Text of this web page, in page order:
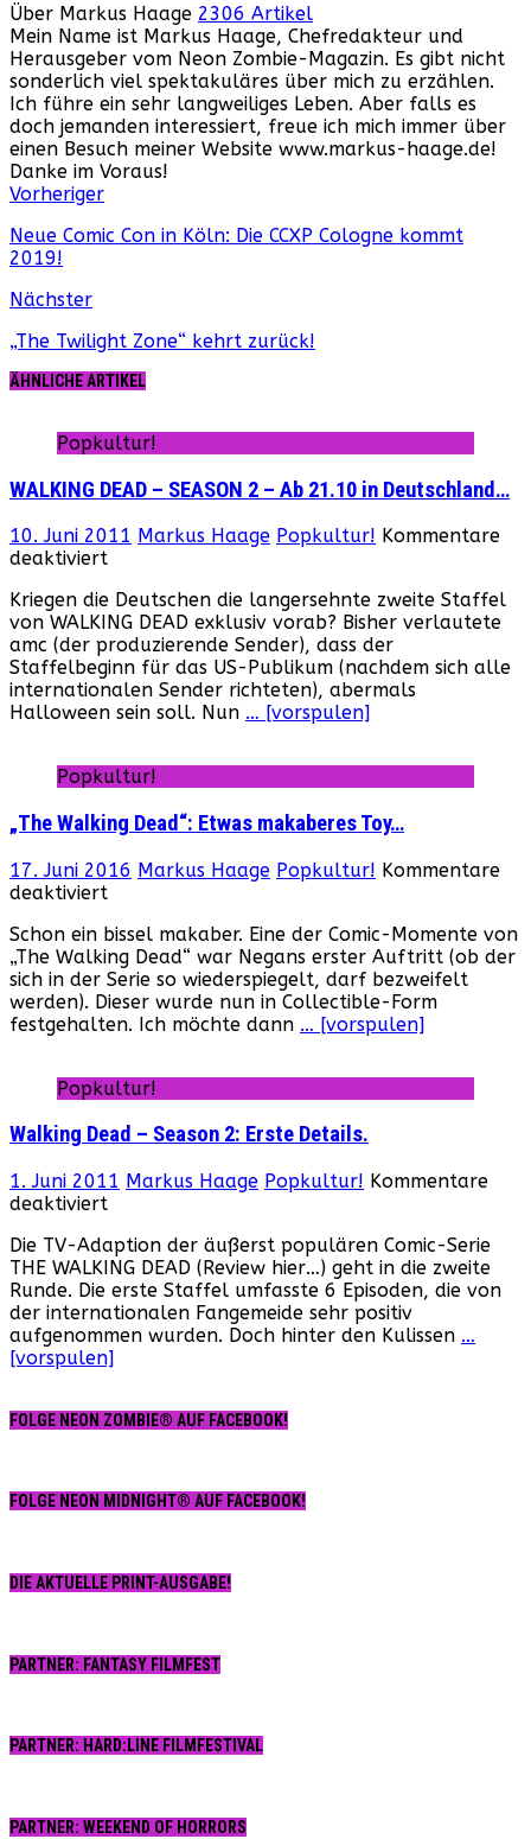
Über Markus Haage 2306 Artikel
Mein Name ist Markus Haage, Chefredakteur und
Herausgeber vom Neon Zombie-Magazin. Es gibt nicht
sonderlich viel spektakuläres über mich zu erzählen.
Ich führe ein sehr langweiliges Leben. Aber falls es
doch jemanden interessiert, freue ich mich immer über
einen Besuch meiner Website www.markus-haage.de!
Danke im Voraus!
Webseite
Facebook
Instagram
YouTube
Vorheriger
Neue Comic Con in Köln: Die CCXP Cologne kommt
2019!
Nächster
„The Twilight Zone“ kehrt zurück!
ÄHNLICHE ARTIKEL
Popkultur!
WALKING DEAD – SEASON 2 – Ab 21.10 in Deutschland…
10. Juni 2011 Markus Haage Popkultur! Kommentare
deaktiviertfür
DEAD
–
SEASON
2
–
Ab
in
Deutschland…
Kriegen die Deutschen die langersehnte zweite Staffel
von WALKING DEAD exklusiv vorab? Bisher verlautete
amc (der produzierende Sender), dass der
Staffelbeginn für das US-Publikum (nachdem sich alle
internationalen Sender richteten), abermals
Halloween sein soll. Nun … [vorspulen]
Popkultur!
„The Walking Dead“: Etwas makaberes Toy…
17. Juni 2016 Markus Haage Popkultur! Kommentare
deaktiviert
Walking
Dead“:
Etwas
makaberes
Toy…
Schon ein bissel makaber. Eine der Comic-Momente von
„The Walking Dead“ war Negans erster Auftritt (ob der
sich in der Serie so wiederspiegelt, darf bezweifelt
werden). Dieser wurde nun in Collectible-Form
festgehalten. Ich möchte dann … [vorspulen]
Popkultur!
Walking Dead – Season 2: Erste Details.
1. Juni 2011 Markus Haage Popkultur! Kommentare
deaktiviertfür
Dead
–
Season
2:
Erste
Details.
Die TV-Adaption der äußerst populären Comic-Serie
THE WALKING DEAD (Review hier…) geht in die zweite
Runde. Die erste Staffel umfasste 6 Episoden, die von
der internationalen Fangemeide sehr positiv
aufgenommen wurden. Doch hinter den Kulissen …
[vorspulen]
FOLGE NEON ZOMBIE® AUF FACEBOOK!
FOLGE NEON MIDNIGHT® AUF FACEBOOK!
DIE AKTUELLE PRINT-AUSGABE!
PARTNER: FANTASY FILMFEST
PARTNER: HARD:LINE FILMFESTIVAL
PARTNER: WEEKEND OF HORRORS